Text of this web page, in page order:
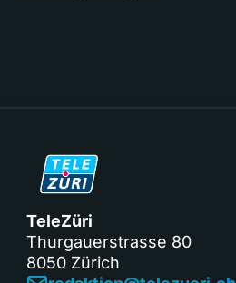
TeleZüri
Thurgauerstrasse 80
8050 Zürich